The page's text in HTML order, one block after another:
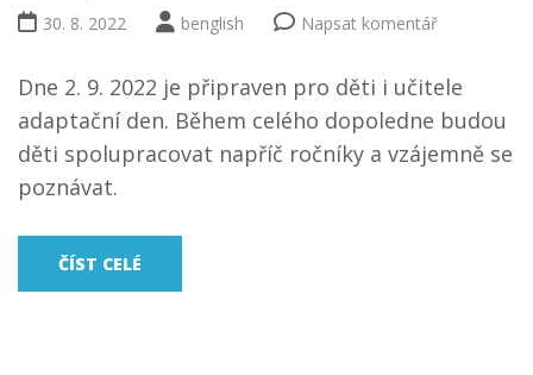
30. 8. 2022 benglish Napsat komentář
Dne 2. 9. 2022 je připraven pro děti i učitele
adaptační den. Během celého dopoledne budou
děti spolupracovat napříč ročníky a vzájemně se
poznávat.
ČÍST CELÉ